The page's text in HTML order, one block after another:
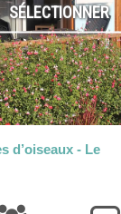
SÉLECTIONNER
d’oiseaux - Le